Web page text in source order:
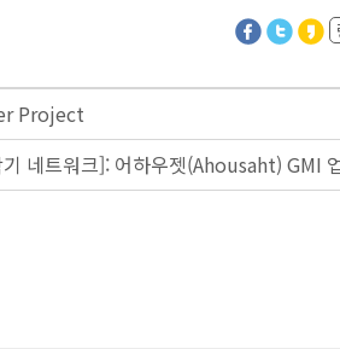
Project
네트워크]: 어하우젯(Ahousaht) GMI